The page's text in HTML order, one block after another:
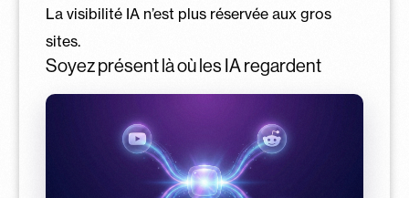
La visibilité IA n’est plus réservée aux gros
sites.
Soyez présent là où les IA regardent